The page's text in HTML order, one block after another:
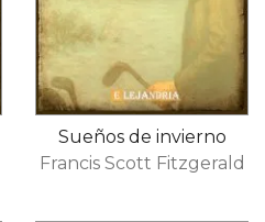
Sueños de invierno
Francis Scott Fitzgerald